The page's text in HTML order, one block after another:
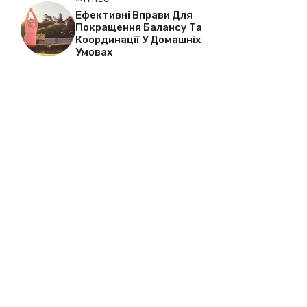
Ефективні Вправи Для
Покращення Балансу Та
Координації У Домашніх
Умовах